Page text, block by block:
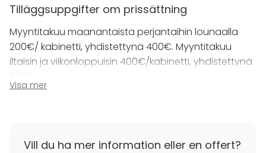
Tilläggsuppgifter om prissättning
Myyntitakuu maanantaista perjantaihin lounaalla
200€/ kabinetti, yhdistettynä 400€. Myyntitakuu
iltaisin ja viikonloppuisin 400€/kabinetti, yhdistettynä
Visa mer
Vill du ha mer information eller en offert?